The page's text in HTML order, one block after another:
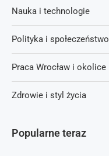
Popularne teraz
Nauka i technologie
Polityka i społeczeństwo
Praca Wrocław i okolice
Zdrowie i styl życia